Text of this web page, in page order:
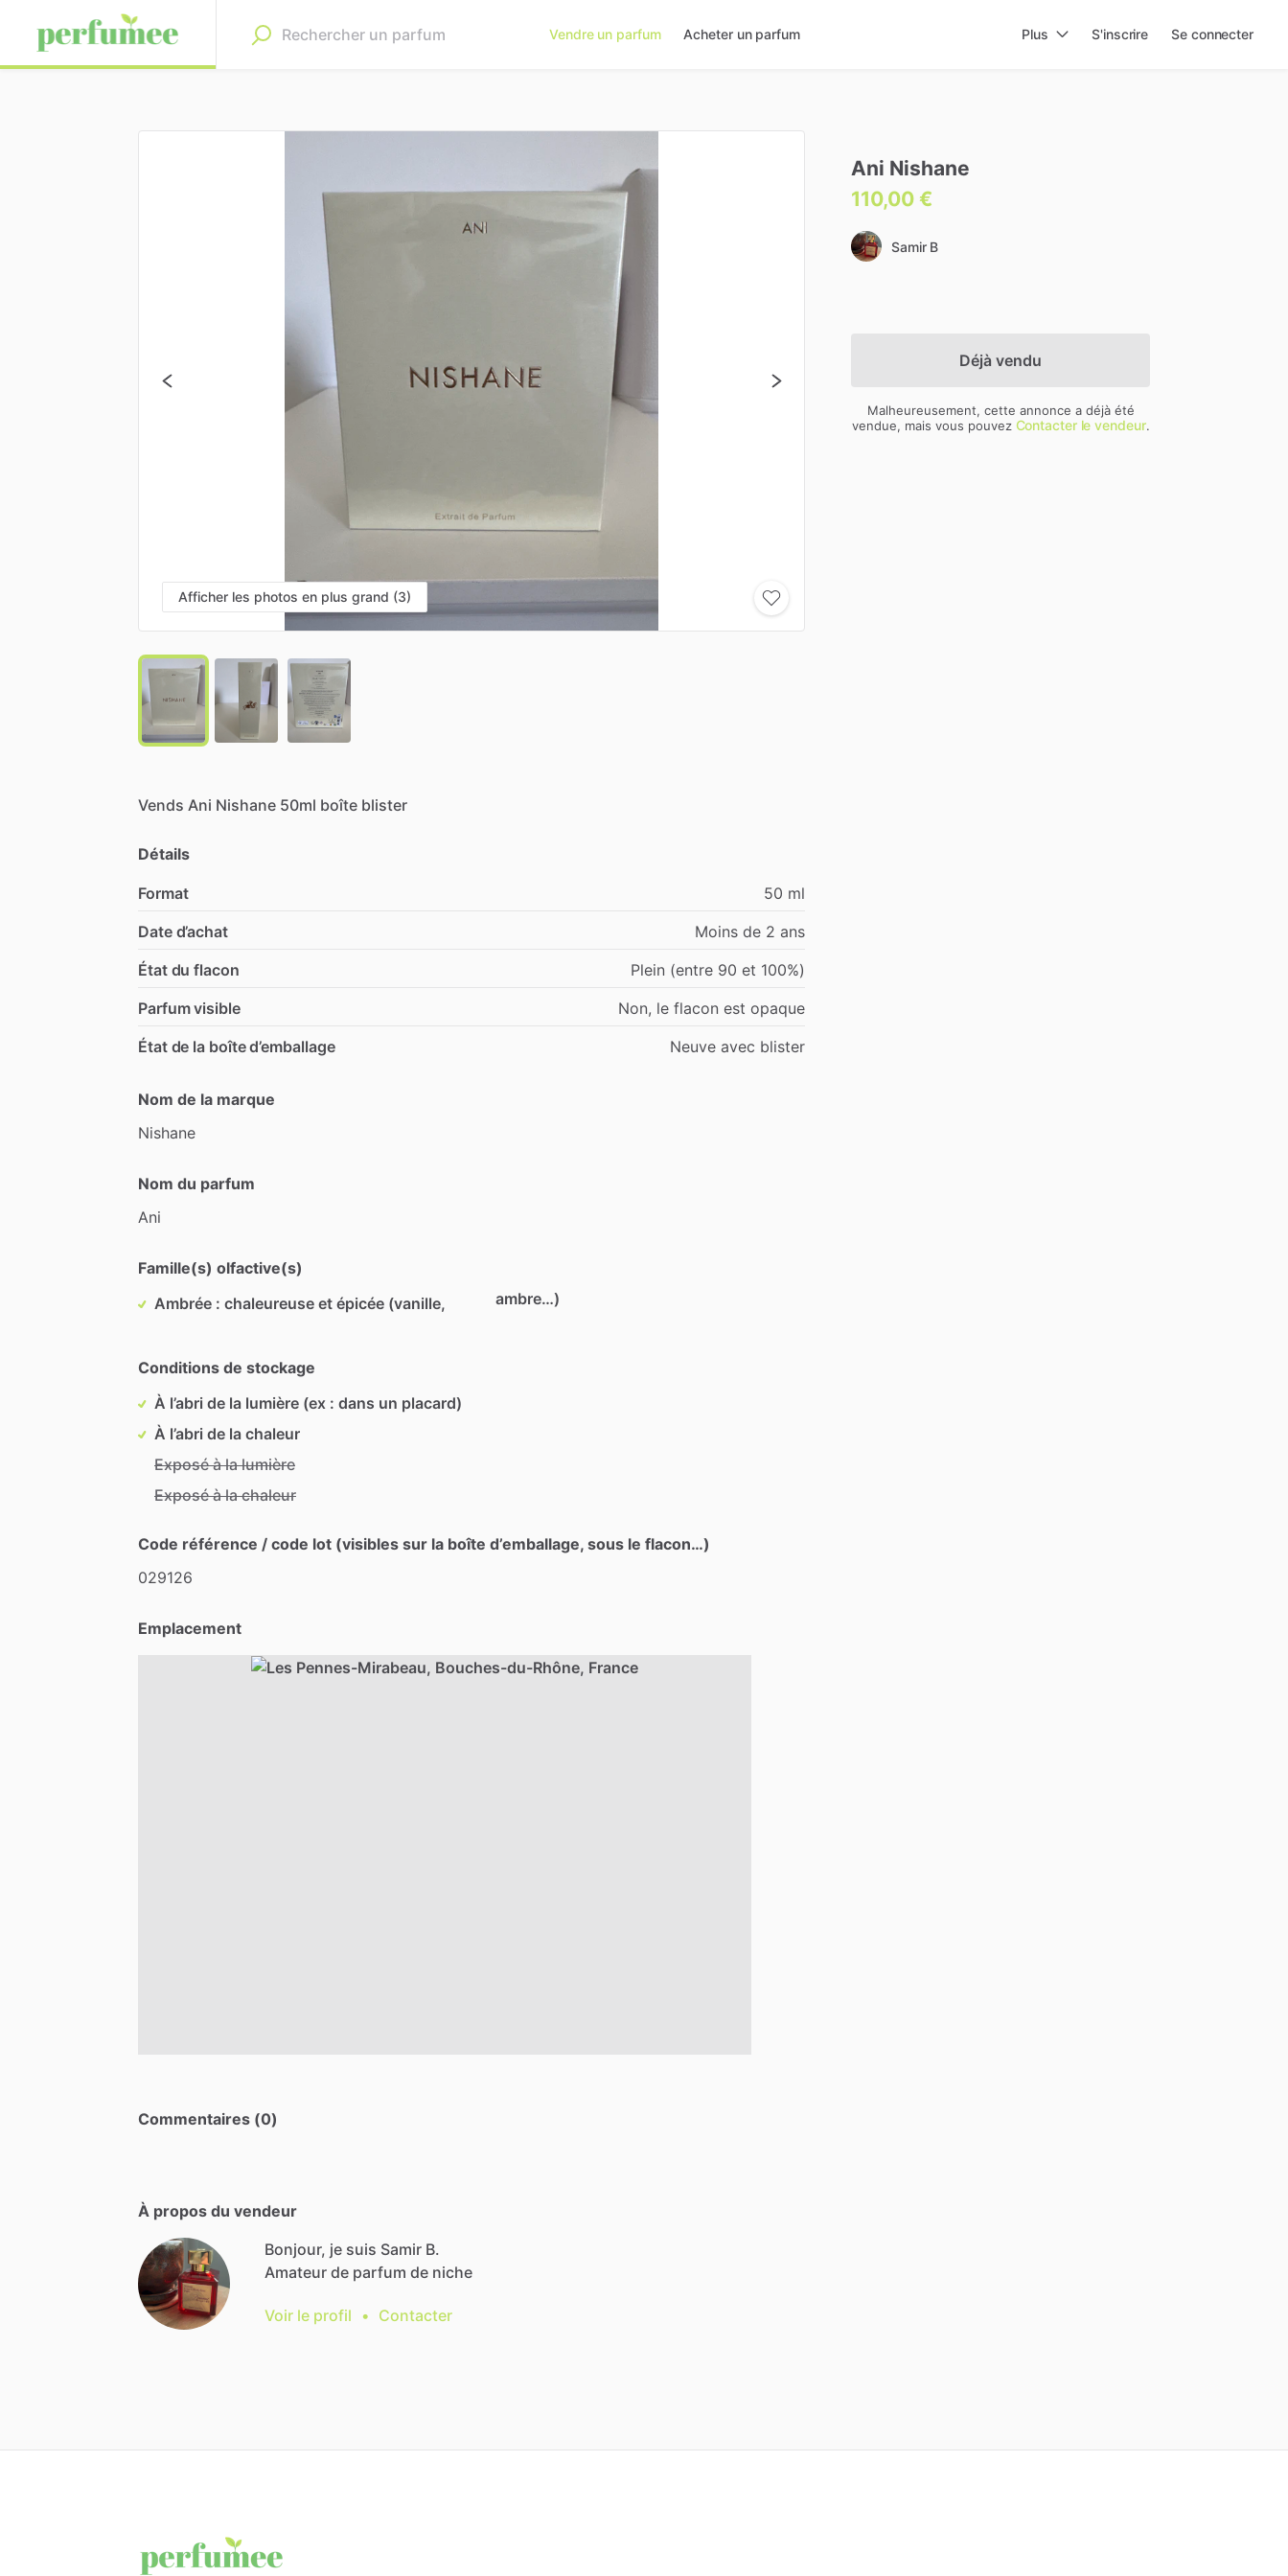
Vendre un parfum Acheter un parfum Plus S'inscrire Se connecter
Afficher les photos en plus grand (3)
Vends Ani Nishane 50ml boîte blister
Détails
Format
50 ml
Date d’achat
Moins de 2 ans
État du flacon
Plein (entre 90 et 100%)
Parfum visible
Non, le flacon est opaque
État de la boîte d’emballage
Neuve avec blister
Nom de la marque
Nishane
Nom du parfum
Ani
Famille(s) olfactive(s)
Ambrée : chaleureuse et épicée (vanille,
ambre…)
Conditions de stockage
À l’abri de la lumière (ex : dans un placard)
À l’abri de la chaleur
Exposé à la lumière
Exposé à la chaleur
Code référence / code lot (visibles sur la boîte d’emballage, sous le flacon…)
029126
Emplacement
Commentaires (0)
À propos du vendeur
Bonjour, je suis Samir B.
Amateur de parfum de niche
Voir le profil • Contacter
Ani Nishane
110,00 €
Samir B
Déjà vendu
Malheureusement, cette annonce a déjà été
vendue, mais vous pouvez Contacter le vendeur.